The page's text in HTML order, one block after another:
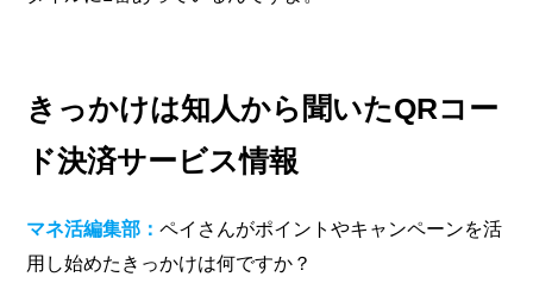
きっかけは知人から聞いたQRコー
ド決済サービス情報
マネ活編集部：ペイさんがポイントやキャンペーンを活
用し始めたきっかけは何ですか？